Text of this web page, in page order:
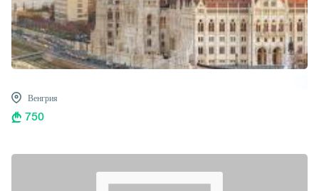
Венгрия
750